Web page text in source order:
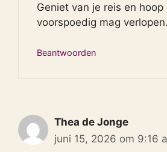
Geniet van je reis en
voorspoedig mag verlopen.
Beantwoorden
Thea de Jonge
juni 15, 2026 om 9:16